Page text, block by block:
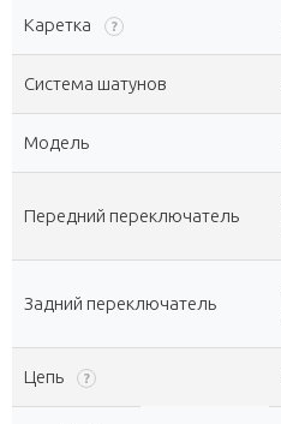
Каретка ?
Система шатунов
Модель
Передний переключатель
Задний переключатель
Цепь ?